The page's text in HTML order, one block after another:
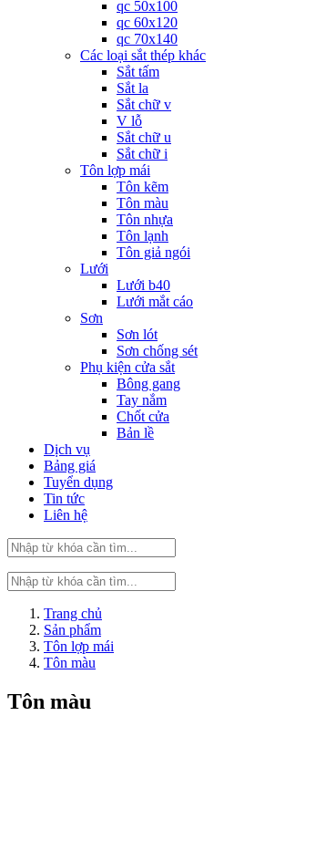
qc 50x100
qc 60x120
qc 70x140
Các loại sắt thép khác
Sắt tấm
Sắt la
Sắt chữ v
V lỗ
Sắt chữ u
Sắt chữ i
Tôn lợp mái
Tôn kẽm
Tôn màu
Tôn nhựa
Tôn lạnh
Tôn giả ngói
Lưới
Lưới b40
Lưới mắt cáo
Sơn
Sơn lót
Sơn chống sét
Phụ kiện cửa sắt
Bông gang
Tay nắm
Chốt cửa
Bản lề
Dịch vụ
Bảng giá
Tuyển dụng
Tin tức
Liên hệ
Trang chủ
Sản phẩm
Tôn lợp mái
Tôn màu
Tôn màu